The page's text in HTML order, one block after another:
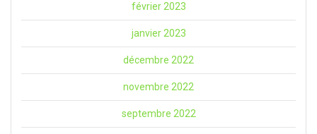
février 2023
janvier 2023
décembre 2022
novembre 2022
septembre 2022